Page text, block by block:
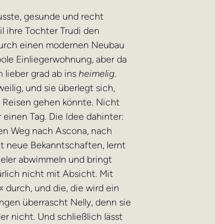
gesunde und recht
ihre Tochter Trudi den
einen modernen Neubau
Einliegerwohnung, aber da
grad ab ins heimelig.
und sie überlegt sich,
gehen könnte. Nicht
Tag. Die Idee dahinter:
Weg nach Ascona, nach
neue Bekanntschaften, lernt
abwimmeln und bringt
nicht mit Absicht. Mit
durch, und die, die wird ein
überrascht Nelly, denn sie
nicht. Und schließlich lässt